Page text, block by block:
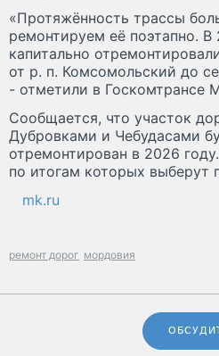
«Протяжённость трассы
ремонтируем её поэтапно.
капитально
от р. п. Комсомольский до
- отметили в Госкомтрансе
Сообщается, что участок
Дубровками и Чебудасами
отремонтирован в 2026
по итогам которых выберут
mk.ru
ремонт дорог мордовия